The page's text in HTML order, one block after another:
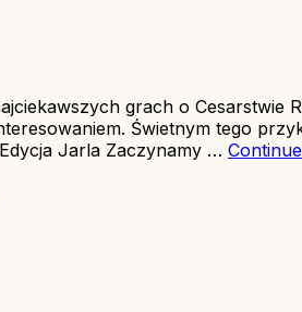
grach o Cesarstwie
Świetnym tego
Jarla Zaczynamy …